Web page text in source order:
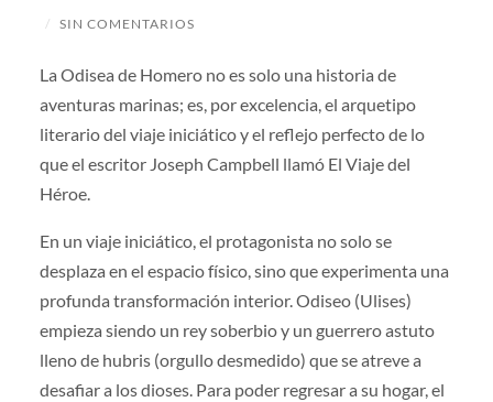
/ SIN COMENTARIOS
La Odisea de Homero no es solo una historia de
aventuras marinas; es, por excelencia, el arquetipo
literario del viaje iniciático y el reflejo perfecto de lo
que el escritor Joseph Campbell llamó El Viaje del
Héroe.
En un viaje iniciático, el protagonista no solo se
desplaza en el espacio físico, sino que experimenta una
profunda transformación interior. Odiseo (Ulises)
empieza siendo un rey soberbio y un guerrero astuto
lleno de hubris (orgullo desmedido) que se atreve a
desafiar a los dioses. Para poder regresar a su hogar, el